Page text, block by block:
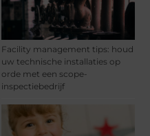
Facility management tips: houd
uw technische installaties op
orde met een scope-
inspectiebedrijf